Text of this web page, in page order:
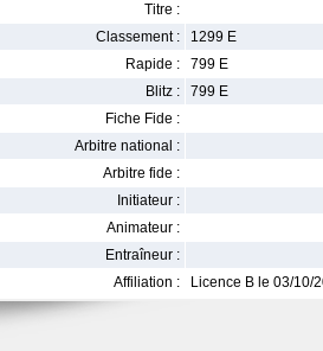
Titre :
Classement :
1299 E
Rapide :
799 E
Blitz :
799 E
Fiche Fide :
Arbitre national :
Arbitre fide :
Initiateur :
Animateur :
Entraîneur :
Affiliation :
Licence B le 03/10/